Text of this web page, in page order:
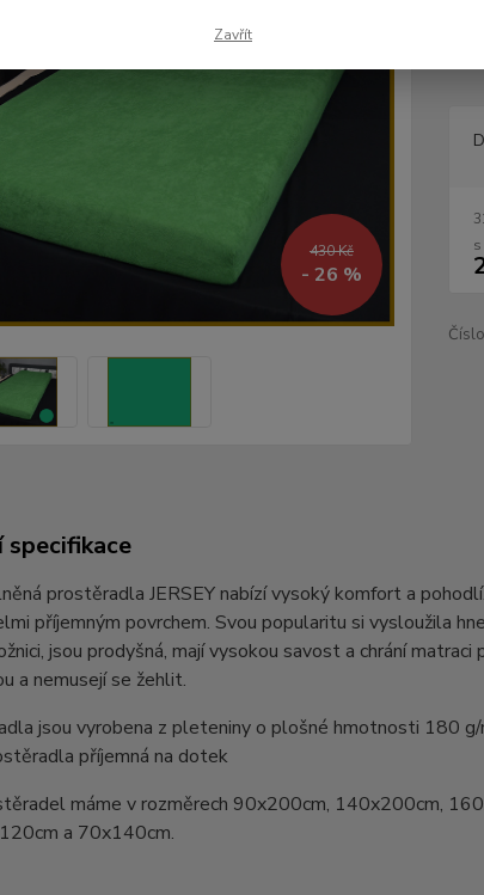
430 Kč
- 26 %
prostěradla JERSEY nabízí vysoký komfort a
příjemným povrchem. Svou popularitu si vysloužila
jsou prodyšná, mají vysokou savost a chrání
a nemusejí se žehlit.
jsou vyrobena z pleteniny o plošné hmotnosti 180
příjemná na dotek
máme v rozměrech 90x200cm, 140x200cm,
a 70x140cm.
Zavřít